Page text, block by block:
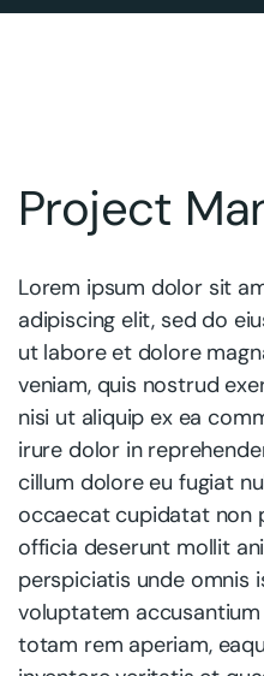
Project
Lorem ipsum dolor sit
adipiscing elit, sed do
ut labore et dolore
veniam, quis nostrud
nisi ut aliquip ex ea
irure dolor in
cillum dolore eu fugiat
occaecat cupidatat non
officia deserunt mollit
perspiciatis unde omnis
voluptatem
totam rem aperiam,